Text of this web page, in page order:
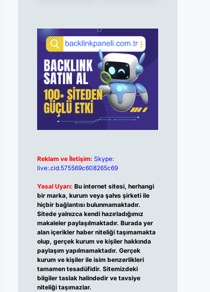
Reklam ve İletişim: Skype:
live:.cid.575569c608265c69
Yasal Uyarı: Bu internet sitesi, herhangi
bir marka, kurum veya şahıs şirketi ile
hiçbir bağlantısı bulunmamaktadır.
Sitede yalnızca kendi hazırladığımız
makaleler paylaşılmaktadır. Burada yer
alan içerikler haber niteliği taşımamakta
olup, gerçek kurum ve kişiler hakkında
paylaşım yapılmamaktadır. Gerçek
kurum ve kişiler ile isim benzerlikleri
tamamen tesadüfidir. Sitemizdeki
bilgiler taslak halindedir ve tavsiye
niteliği taşımazlar.